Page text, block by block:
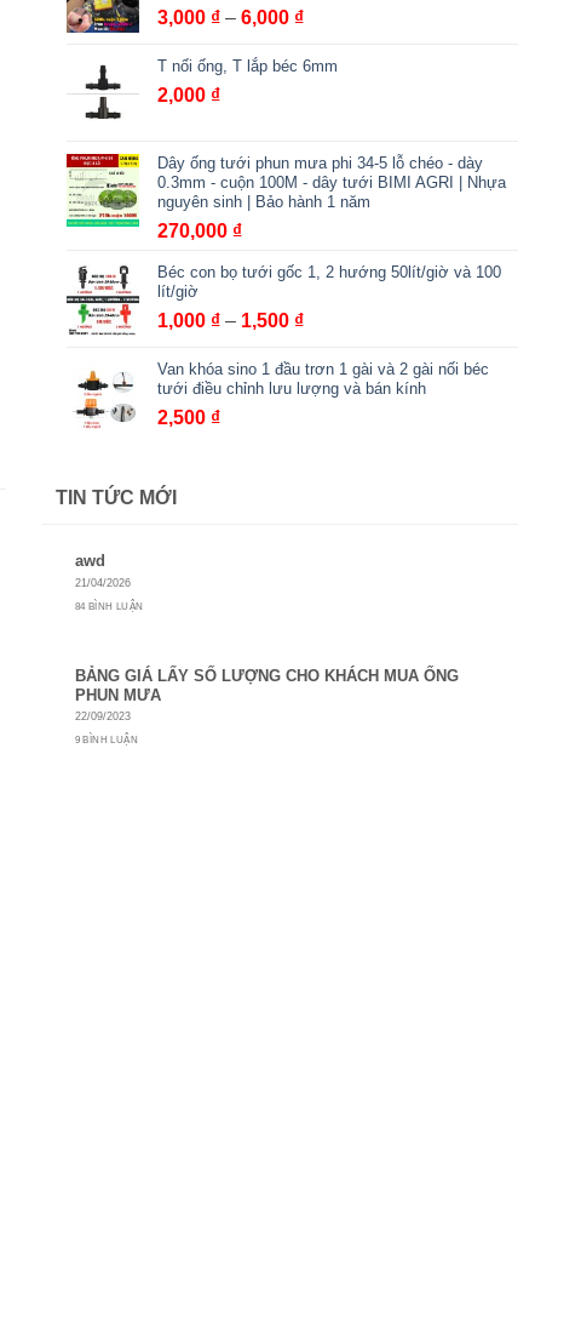
3,000 ₫ – 6,000 ₫Khoảng
từ
T nối ống, T lắp béc 6mm
2,000 ₫
Dây ống tưới phun mưa phi 34-5 lỗ chéo - dày
0.3mm - cuộn 100M - dây tưới BIMI AGRI | Nhựa
nguyên sinh | Bảo hành 1 năm
270,000 ₫
Béc con bọ tưới gốc 1, 2 hướng 50lít/giờ và 100
lít/giờ
1,000 ₫ – 1,500 ₫Khoảng
từ
1,000 ₫
Van khóa sino 1 đầu trơn 1 gài và 2 gài nối béc
tưới điều chỉnh lưu lượng và bán kính
2,500 ₫
TIN TỨC MỚI
awd
21/04/2026
84 BÌNH LUẬN
BẢNG GIÁ LẤY SỐ LƯỢNG CHO KHÁCH MUA ỐNG
PHUN MƯA
22/09/2023
9 BÌNH LUẬN